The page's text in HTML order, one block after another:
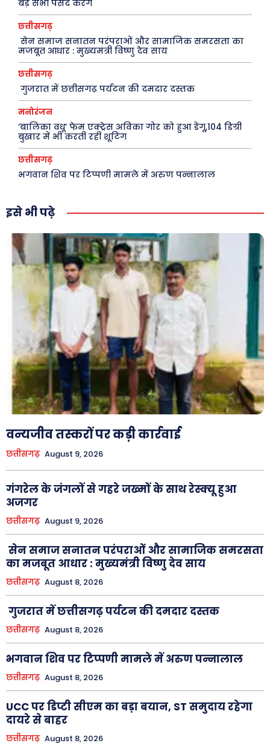
खेल
अजब-ग़ज़ब
पर्यटन
जानकारी
Tech
Laptops
Mobiles
स्वास्थ्य
क़ायदे क़ानून जानकारी
Real Estate
महिला जगत
Facebook Instagram
X Youtube
About Us Privacy Policy
बड़े सभी पसंद करेंगे
छत्तीसगढ़
सेन समाज सनातन परंपराओं और सामाजिक समरसता का
मजबूत आधार : मुख्यमंत्री विष्णु देव साय
छत्तीसगढ़
गुजरात में छत्तीसगढ़ पर्यटन की दमदार दस्तक
मनोरंजन
‘बालिका वधू’ फेम एक्ट्रेस अविका गोर को हुआ डेंगू,104 डिग्री
बुखार में भी करती रहीं शूटिंग
छत्तीसगढ़
भगवान शिव पर टिप्पणी मामले में अरुण पन्नालाल
इसे भी पढ़े
वन्यजीव तस्करों पर कड़ी कार्रवाई
छत्तीसगढ़ August 9, 2026
गंगरेल के जंगलों से गहरे जख्मों के साथ रेस्क्यू हुआ
अजगर
छत्तीसगढ़ August 9, 2026
सेन समाज सनातन परंपराओं और सामाजिक समरसता
का मजबूत आधार : मुख्यमंत्री विष्णु देव साय
छत्तीसगढ़ August 8, 2026
गुजरात में छत्तीसगढ़ पर्यटन की दमदार दस्तक
छत्तीसगढ़ August 8, 2026
भगवान शिव पर टिप्पणी मामले में अरुण पन्नालाल
छत्तीसगढ़ August 8, 2026
UCC पर डिप्टी सीएम का बड़ा बयान, ST समुदाय रहेगा
दायरे से बाहर
छत्तीसगढ़ August 8, 2026